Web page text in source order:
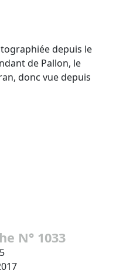
depuis le
de Pallon, le
donc vue depuis
N° 1033